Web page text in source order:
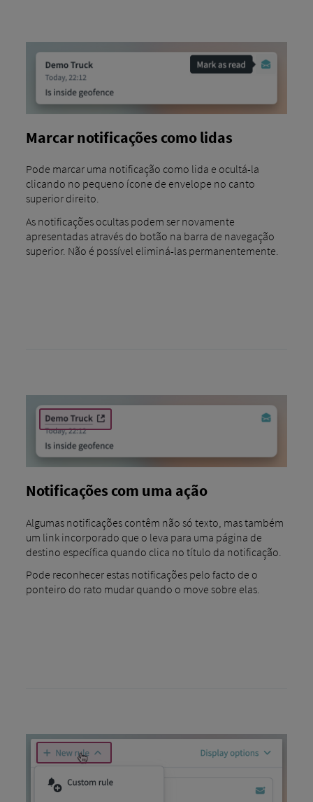
Marcar notificações como lidas
Pode marcar uma notificação como lida e ocultá-la
clicando no pequeno ícone de envelope no canto
superior direito.
As notificações ocultas podem ser novamente
apresentadas através do botão na barra de navegação
superior. Não é possível eliminá-las permanentemente.
Notificações com uma ação
Algumas notificações contêm não só texto, mas também
um link incorporado que o leva para uma página de
destino específica quando clica no título da notificação.
Pode reconhecer estas notificações pelo facto de o
ponteiro do rato mudar quando o move sobre elas.